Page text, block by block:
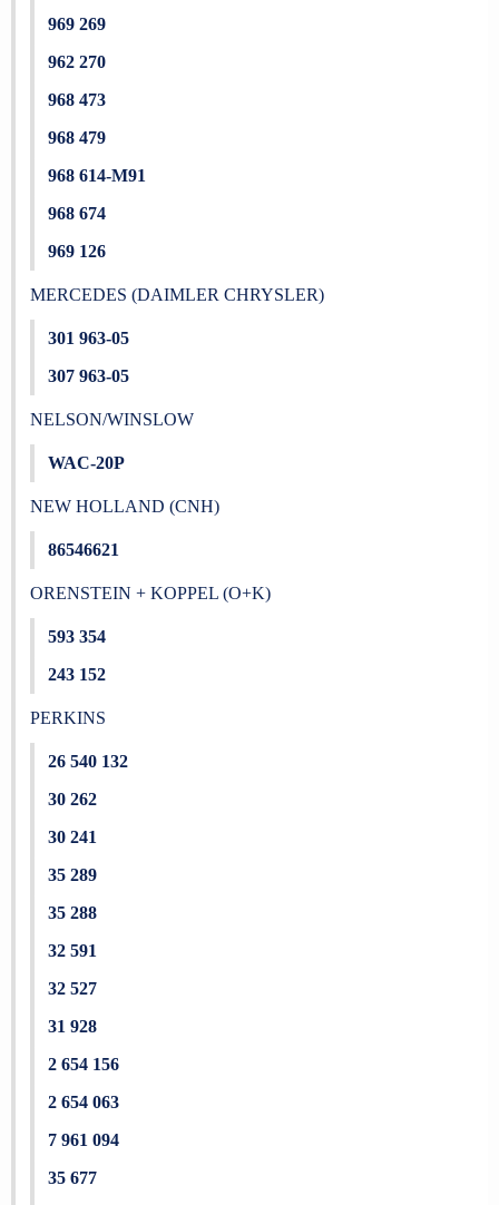
969 269
962 270
968 473
968 479
968 614-M91
968 674
969 126
MERCEDES (DAIMLER CHRYSLER)
301 963-05
307 963-05
NELSON/WINSLOW
WAC-20P
NEW HOLLAND (CNH)
86546621
ORENSTEIN + KOPPEL (O+K)
593 354
243 152
PERKINS
26 540 132
30 262
30 241
35 289
35 288
32 591
32 527
31 928
2 654 156
2 654 063
7 961 094
35 677